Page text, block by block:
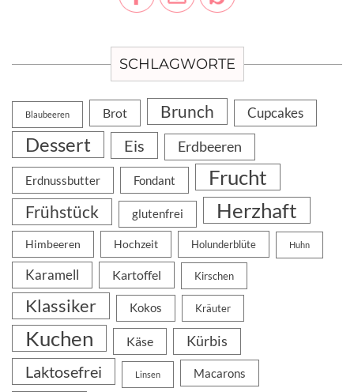
SCHLAGWORTE
Blaubeeren Brot Brunch Cupcakes
Dessert Eis Erdbeeren
Erdnussbutter Fondant Frucht
Frühstück glutenfrei Herzhaft
Himbeeren Hochzeit Holunderblüte Huhn
Karamell Kartoffel Kirschen
Klassiker Kokos Kräuter
Kuchen Käse Kürbis
Laktosefrei Linsen Macarons